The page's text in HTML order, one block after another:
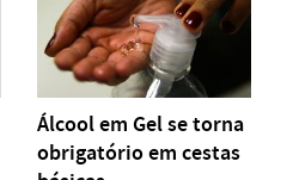
Álcool em Gel se torna
obrigatório em cestas